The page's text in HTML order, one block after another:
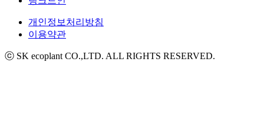
개인정보처리방침
이용약관
ⓒ SK ecoplant CO.,LTD. ALL RIGHTS RESERVED.